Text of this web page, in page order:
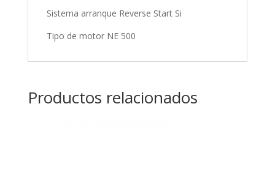
Sistema arranque Reverse Start Si
Tipo de motor NE 500
Productos relacionados